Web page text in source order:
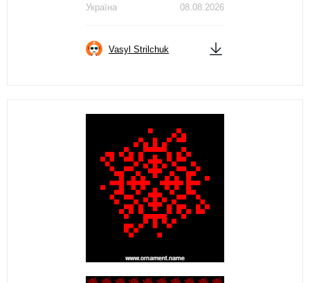
08.08.2026
Україна
Vasyl Strilchuk